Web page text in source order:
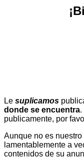
Le suplicamos
donde se encuentra
publicamente, por
Aunque no es
lamentablemente a
contenidos de su